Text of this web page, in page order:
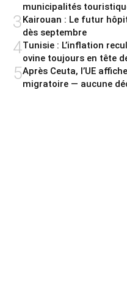
municipalités
3Kairouan : Le futur
dès septembre
4Tunisie : L’inflation
ovine toujours en tête
5Après Ceuta, l’UE
migratoire — aucune